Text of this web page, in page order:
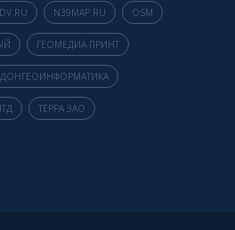
N39MAP.RU OSM
ГЕОМЕДИА-ПРИНТ
ДОНГЕОИНФОРМАТИКА
ТЕРРА ЗАО